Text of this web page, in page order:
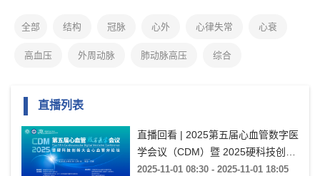
全部 结构 冠脉 心外 心律失常 心衰
高血压 外周动脉 肺动脉高压 综合
直播列表
直播回看 | 2025第五届心血管数字医
学会议（CDM）暨 2025硬科技创新
大会心血管分论坛
2025-11-01 08:30 - 2025-11-01 18:05